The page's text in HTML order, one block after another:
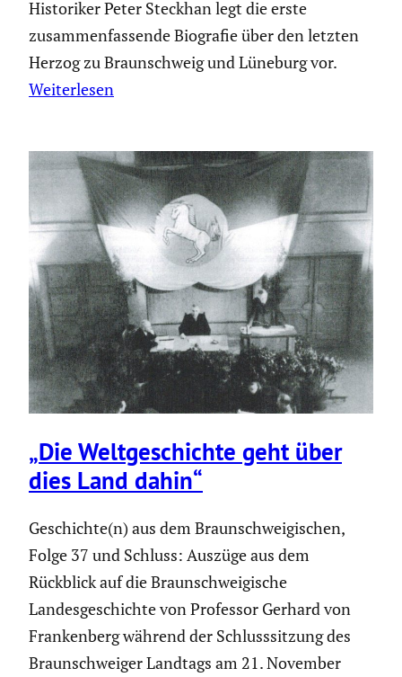
Historiker Peter Steckhan legt die erste
zusammenfassende Biografie über den letzten
Herzog zu Braunschweig und Lüneburg vor.
Weiterlesen
„Die Weltge­schichte geht über
dies Land dahin“
Geschichte(n) aus dem Braunschweigischen,
Folge 37 und Schluss: Auszüge aus dem
Rückblick auf die Braunschweigische
Landesgeschichte von Professor Gerhard von
Frankenberg während der Schlusssitzung des
Braunschweiger Landtags am 21. November